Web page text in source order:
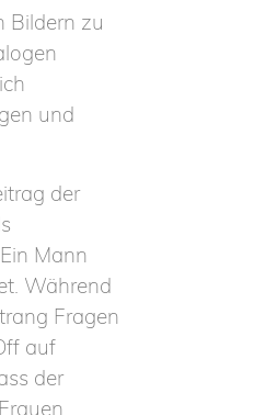
Bildern zu
und
der
Mann
Während
Fragen
auf
der